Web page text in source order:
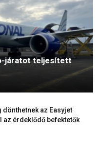
járatot teljesített
az Easyjet
érdeklődő befektetők